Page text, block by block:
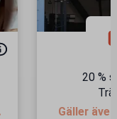
20 %
Gäller